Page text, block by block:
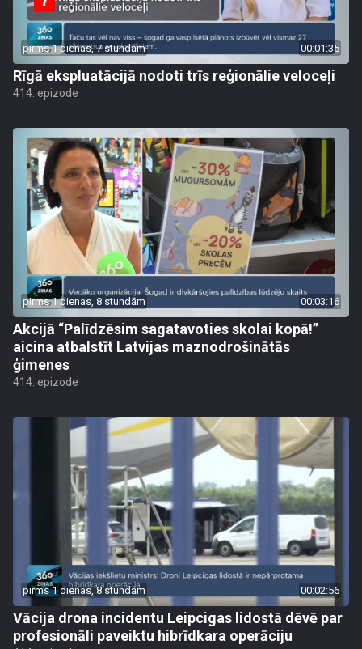
pirms 1 dienas, 7 stundām 00:01:35
Rīgā ekspluatācijā nodoti trīs reģionālie veloceļi
414. epizode
pirms 1 dienas, 8 stundām 00:03:16
Akcijā “Palīdzēsim sagatavoties skolai kopā!”
aicina atbalstīt Latvijas maznodrošinātās
ģimenes
414. epizode
pirms 1 dienas, 8 stundām 00:02:56
Vācija drona incidentu Leipcigas lidostā dēvē par
profesionāli paveiktu hibrīdkara operāciju